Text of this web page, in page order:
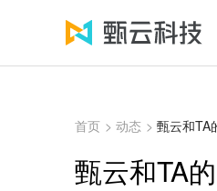
首页 > 动态 > 甄云和TA
甄云和TA